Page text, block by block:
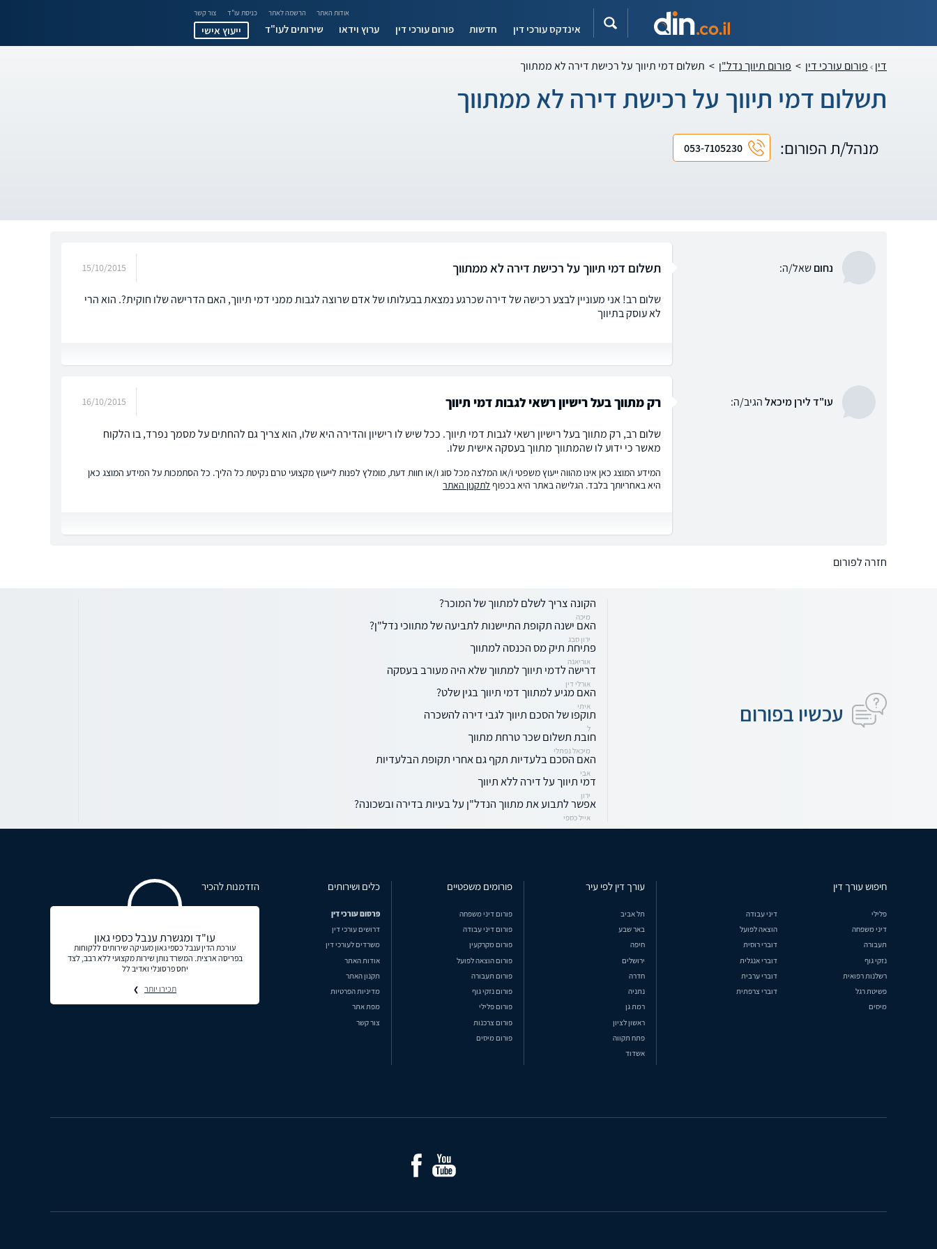
אודות האתר הרשמה לאתר כניסת עו"ד צור קשר
אינדקס עורכי דין חדשות פורום עורכי דין ערוץ וידאו שירותים לעו"ד ייעוץ אישי
דין פורום עורכי דין > פורום תיווך נדל"ן > תשלום דמי תיווך על רכישת דירה לא ממתווך
תשלום דמי תיווך על רכישת דירה לא ממתווך
מנהל/ת הפורום: 053-7105230
נחוםשאל/ה: תשלום דמי תיווך על רכישת דירה לא ממתווך 15/10/2015
שלום רב! אני מעוניין לבצע רכישה של דירה שכרגע נמצאת בבעלותו של אדם שרוצה לגבות ממני דמי תיווך, האם הדרישה שלו חוקית?. הוא הרי
לא עוסק בתיווך
עו"ד לירן מיכאלהגיב/ה: רק מתווך בעל רישיון רשאי לגבות דמי תיווך 16/10/2015
שלום רב, רק מתווך בעל רישיון רשאי לגבות דמי תיווך. ככל שיש לו רישיון והדירה היא שלו, הוא צריך גם להחתים על מסמך נפרד, בו הלקוח
מאשר כי ידוע לו שהמתווך מתווך בעסקה אישית שלו.
המידע המוצג כאן אינו מהווה ייעוץ משפטי ו/או המלצה מכל סוג ו/או חוות דעת, מומלץ לפנות לייעוץ מקצועי טרם נקיטת כל הליך. כל הסתמכות על המידע המוצג כאן
היא באחריותך בלבד. הגלישה באתר היא בכפוף לתקנון האתר
חזרה לפורום
עכשיו בפורום
הקונה צריך לשלם למתווך של המוכר?
מיכה
האם ישנה תקופת התיישנות לתביעה של מתווכי נדל"ן?
ירון סבג
פתיחת תיק מס הכנסה למתווך
אוריאנה
דרישה לדמי תיווך למתווך שלא היה מעורב בעסקה
אורלי דין
האם מגיע למתווך דמי תיווך בגין שלט?
איתי
תוקפו של הסכם תיווך לגבי דירה להשכרה
ל
חובת תשלום שכר טרחת מתווך
מיכאל נפתלי
האם הסכם בלעדיות תקף גם אחרי תקופת הבלעדיות
אבי
דמי תיווך על דירה ללא תיווך
ירון
אפשר לתבוע את מתווך הנדל"ן על בעיות בדירה ובשכונה?
אייל כספי
חיפוש עורך דין
פלילי
דיני עבודה
דיני משפחה
הוצאה לפועל
תעבורה
דוברי רוסית
נזקי גוף
דוברי אנגלית
רשלנות רפואית
דוברי ערבית
פשיטת רגל
דוברי צרפתית
מיסים
עורך דין לפי עיר
תל אביב
באר שבע
חיפה
ירושלים
חדרה
נתניה
רמת גן
ראשון לציון
פתח תקווה
אשדוד
פורומים משפטיים
פורום דיני משפחה
פורום דיני עבודה
פורום מקרקעין
פורום הוצאה לפועל
פורום תעבורה
פורום נזקי גוף
פורום פלילי
פורום צרכנות
פורום מיסים
כלים ושירותים
פרסום עורכי דין
דרושים עורכי דין
משרדים לעורכי דין
אודות האתר
תקנון האתר
מדיניות הפרטיות
מפת אתר
צור קשר
הזדמנות להכיר
עו"ד ומגשרת ענבל כספי גאון
עורכת הדין ענבל כספי גאון מעניקה שירותים ללקוחות
בפריסה ארצית. המשרד נותן שירות מקצועי ללא רבב, לצד
יחס פרסונלי ואדיב לל
תכירו יותר